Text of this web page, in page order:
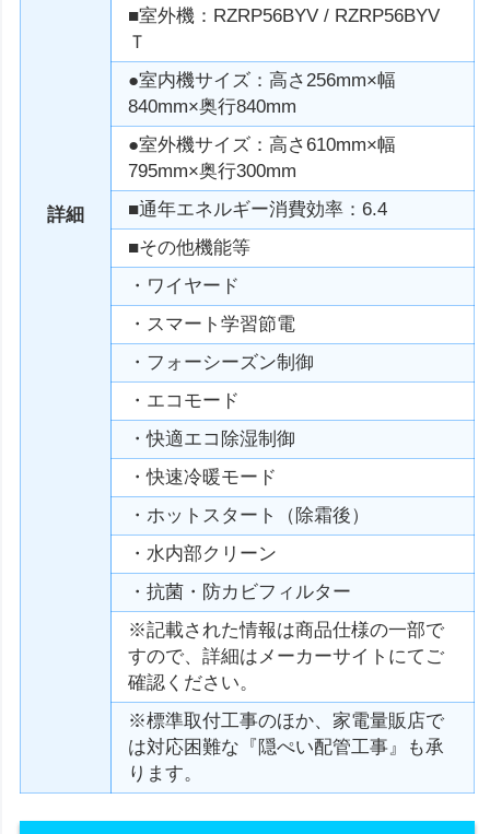
詳細
■室外機：RZRP56BYV / RZRP56BYV
Ｔ
●室内機サイズ：高さ256mm×幅
840mm×奥行840mm
●室外機サイズ：高さ610mm×幅
795mm×奥行300mm
■通年エネルギー消費効率：6.4
■その他機能等
・ワイヤード
・スマート学習節電
・フォーシーズン制御
・エコモード
・快適エコ除湿制御
・快速冷暖モード
・ホットスタート（除霜後）
・水内部クリーン
・抗菌・防カビフィルター
※記載された情報は商品仕様の一部で
すので、詳細はメーカーサイトにてご
確認ください。
※標準取付工事のほか、家電量販店で
は対応困難な『隠ぺい配管工事』も承
ります。